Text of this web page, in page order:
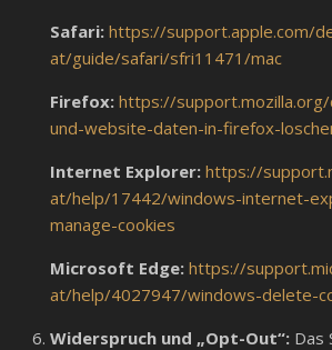
Safari: https://support.apple.com/
at/guide/safari/sfri11471/mac
Firefox: https://
und-website-daten-in-firefox-
Internet Explorer: https://
at/help/17442/windows-internet-
manage-cookies
Microsoft Edge: https://
at/help/4027947/windows-delete-
Widerspruch und „Opt-Out“: Das